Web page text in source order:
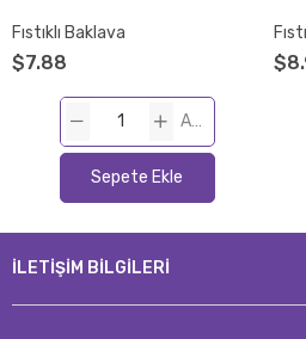
Fıstıklı Baklava
$7.88
ADET
Sepete Ekle
İLETİŞİM BİLGİLERİ